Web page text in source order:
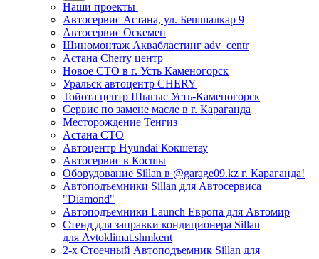
Наши проекты
Автосервис Астана, ул. Бешшалкар 9
Автосервис Оскемен
Шиномонтаж Аквабластинг adv_centr
Астана Cherry центр
Новое СТО в г. Усть Каменогорск
Уральск автоцентр CHERY
Тойота центр Шыгыс Усть-Каменогорск
Сервис по замене масле в г. Караганда
Месторождение Тенгиз
Астана СТО
Автоцентр Hyundai Кокшетау
Автосервис в Косшы
Оборудование Sillan в @garage09.kz г. Караганда!
Автоподъемники Sillan для Автосервиса
"Diamond"
Автоподъемники Launch Европа для Автомир
Стенд для заправки кондиционера Sillan
для Avtoklimat.shmkent
2-х Стоечный Автоподъемник Sillan для